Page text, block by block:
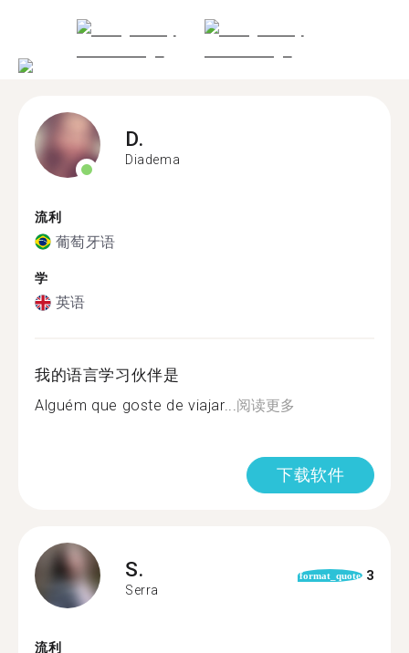
D.
Diadema
流利
葡萄牙语
学
英语
我的语言学习伙伴是
Alguém que goste de viajar...阅读更多
下载软件
S.
Serra
format_quote 3
流利